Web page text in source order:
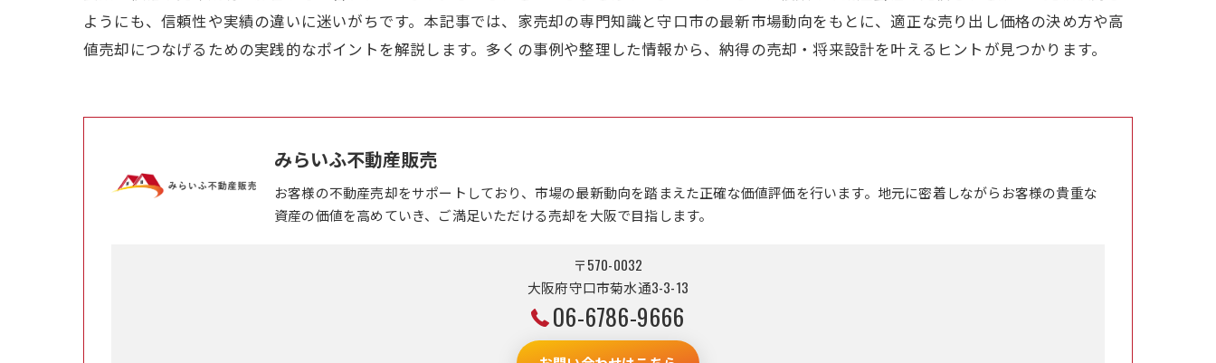
ようにも、信頼性や実績の違いに迷いがちです。本記事では、家売却の専門知識と守口市の最新市場動向をもとに、適正な売り出し価格の決め方や高
値売却につなげるための実践的なポイントを解説します。多くの事例や整理した情報から、納得の売却・将来設計を叶えるヒントが見つかります。
みらいふ不動産販売
お客様の不動産売却をサポートしており、市場の最新動向を踏まえた正確な価値評価を行います。地元に密着しながらお客様の貴重な
資産の価値を高めていき、ご満足いただける売却を大阪で目指します。
〒570-0032
大阪府守口市菊水通3-3-13
06-6786-9666